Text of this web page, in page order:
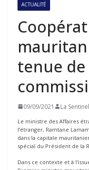
ACTUALITÉ
tenue de
09/09/2021 La
Le ministre des Affaires
l’étranger, Ramtane
dans la capitale
spécial du Président de la
Dans ce contexte et à